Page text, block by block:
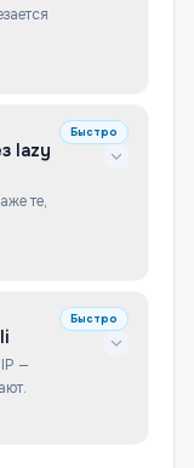
lazy
те,
Быстро
—
Быстро